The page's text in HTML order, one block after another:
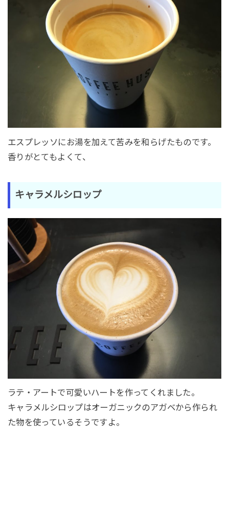
エスプレッソにお湯を加えて苦みを和らげたものです。
香りがとてもよくて、
キャラメルシロップ
ラテ・アートで可愛いハートを作ってくれました。
キャラメルシロップはオーガニックのアガベから作られ
た物を使っているそうですよ。